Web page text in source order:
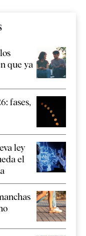
que ya
fases,
ley
el